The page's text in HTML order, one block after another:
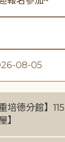
08-05
重培德分館】
】